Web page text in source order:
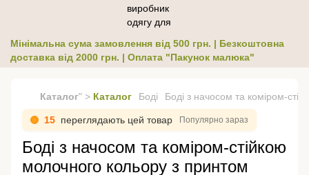
Мінімальна сума замовлення від 500 грн. | Безкоштовна
доставка від 2000 грн. | Оплата "Пакунок малюка"
Каталог" > Каталог Боді Боді з начосом та коміром-
15 переглядають цей товар Популярно зараз
Боді з начосом та коміром-стійкою
молочного кольору з принтом